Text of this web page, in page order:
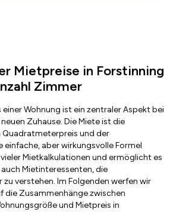
Mietpreise in Forstinning
Zimmer
Wohnung ist ein zentraler Aspekt bei
Zuhause. Die Miete ist die
und der
einfache, aber wirkungsvolle Formel
Mietkalkulationen und ermöglicht es
Mietinteressenten, die
verstehen. Im Folgenden werfen wir
die Zusammenhänge zwischen
und Mietpreis in